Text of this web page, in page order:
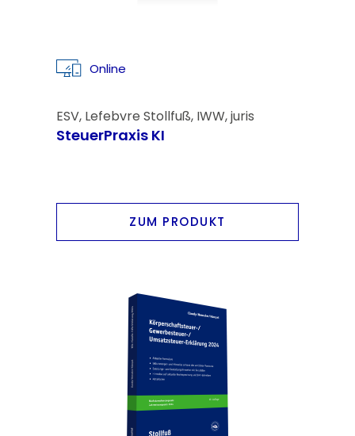
Online
ESV, Lefebvre Stollfuß, IWW, juris
SteuerPraxis KI
ZUM PRODUKT